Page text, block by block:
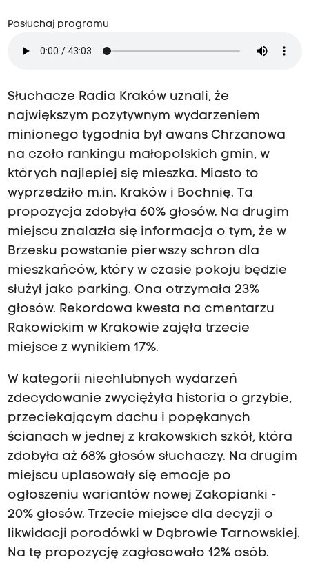
Posłuchaj programu
Słuchacze Radia Kraków uznali, że
największym pozytywnym wydarzeniem
minionego tygodnia był awans Chrzanowa
na czoło rankingu małopolskich gmin, w
których najlepiej się mieszka. Miasto to
wyprzedziło m.in. Kraków i Bochnię. Ta
propozycja zdobyła 60% głosów. Na drugim
miejscu znalazła się informacja o tym, że w
Brzesku powstanie pierwszy schron dla
mieszkańców, który w czasie pokoju będzie
służył jako parking. Ona otrzymała 23%
głosów. Rekordowa kwesta na cmentarzu
Rakowickim w Krakowie zajęła trzecie
miejsce z wynikiem 17%.
W kategorii niechlubnych wydarzeń
zdecydowanie zwyciężyła historia o grzybie,
przeciekającym dachu i popękanych
ścianach w jednej z krakowskich szkół, która
zdobyła aż 68% głosów słuchaczy. Na drugim
miejscu uplasowały się emocje po
ogłoszeniu wariantów nowej Zakopianki -
20% głosów. Trzecie miejsce dla decyzji o
likwidacji porodówki w Dąbrowie Tarnowskiej.
Na tę propozycję zagłosowało 12% osób.